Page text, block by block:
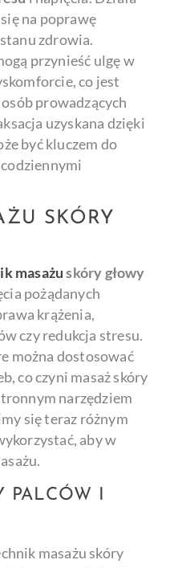
na poprawę
zdrowia.
przynieść ulgę w
co jest
prowadzących
uzyskana dzięki
być kluczem do
SKÓRY
masażuskóry głowy
pożądanych
krążenia,
czy redukcja stresu.
można dostosować
co czyni masaż skóry
narzędziem
się teraz różnym
aby w
PALCÓW I
masażu skóry